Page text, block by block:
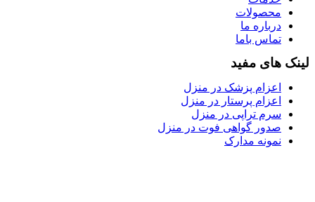
محصولات
درباره ما
تماس باما
لینک های مفید
اعزام پزشک در منزل
اعزام پرستار در منزل
سرم تراپی در منزل
صدور گواهی فوت در منزل
نمونه مدارک